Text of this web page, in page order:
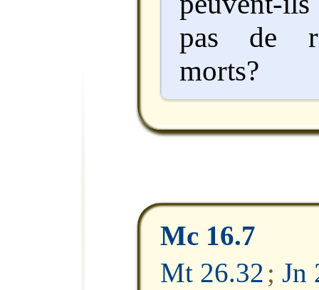
pas de
morts?
Mc 16.7
Mt 26.32; Jn